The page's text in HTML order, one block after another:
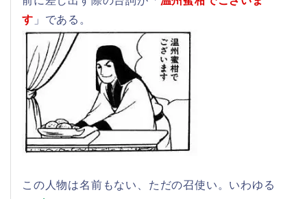
す 」である。
この人物は名前もない、ただの召使い。いわゆる